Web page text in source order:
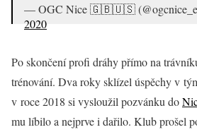
— OGC Nice 🇬🇧🇺🇸
2020
Po skončení profi dráhy přímo na
trénování. Dva roky sklízel úspěchy v
v roce 2018 si vysloužil pozvánku do
mu líbilo a nejprve i dařilo. Klub prošel